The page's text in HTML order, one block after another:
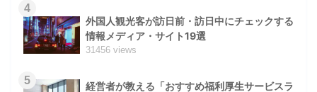
4
外国人観光客が訪日前・訪日中にチェックする
情報メディア・サイト19選
31456 views
5 経営者が教える「おすすめ福利厚生サービスラ